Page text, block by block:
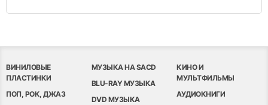
ВИНИЛОВЫЕ
ПЛАСТИНКИ
ПОП, РОК, ДЖАЗ
МУЗЫКА НА SACD
BLU-RAY МУЗЫКА
DVD МУЗЫКА
КИНО И
МУЛЬТФИЛЬМЫ
АУДИОКНИГИ